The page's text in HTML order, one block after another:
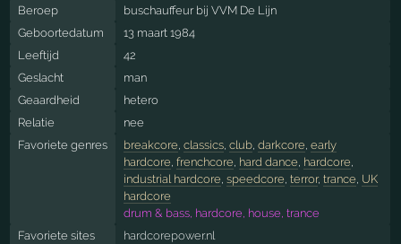
Beroep
buschauffeur bij VVM De Lijn
Geboortedatum
13 maart 1984
Leeftijd
42
Geslacht
man
Geaardheid
hetero
Relatie
nee
Favoriete genres
breakcore, classics, club, darkcore, early
hardcore, frenchcore, hard dance, hardcore,
industrial hardcore, speedcore, terror, trance, UK
hardcore
drum & bass, hardcore, house, trance
Favoriete sites
hardcorepower.nl